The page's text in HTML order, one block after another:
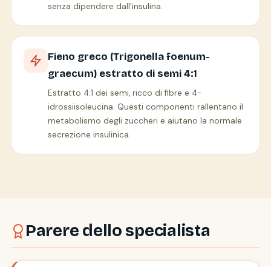
senza dipendere dall'insulina.
Fieno greco (Trigonella foenum-
graecum) estratto di semi 4:1
Estratto 4:1 dei semi, ricco di fibre e 4-
idrossiisoleucina. Questi componenti rallentano il
metabolismo degli zuccheri e aiutano la normale
secrezione insulinica.
Parere dello specialista